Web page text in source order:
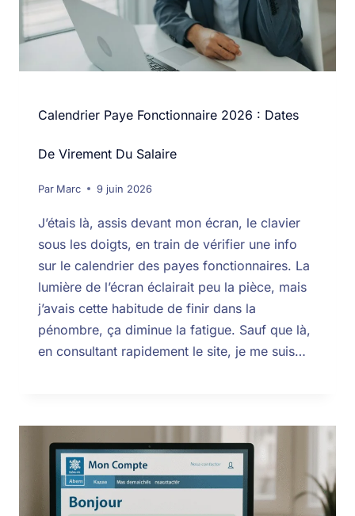
Calendrier Paye Fonctionnaire 2026 : Dates
De Virement Du Salaire
Par Marc 9 juin 2026
J’étais là, assis devant mon écran, le clavier
sous les doigts, en train de vérifier une info
sur le calendrier des payes fonctionnaires. La
lumière de l’écran éclairait peu la pièce, mais
j’avais cette habitude de finir dans la
pénombre, ça diminue la fatigue. Sauf que là,
en consultant rapidement le site, je me suis…